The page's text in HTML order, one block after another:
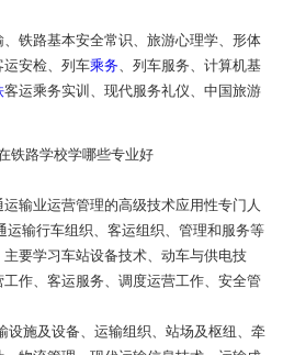
铁路基本安全常识、旅游心理学、形体
运安检、列车乘务、列车服务、计算机基
客运乘务实训、现代服务礼仪、中国旅游
输业运营管理的高级技术应用性专门人
运输行车组织、客运组织、管理和服务等
要学习车站设备技术、动车与供电技
作、客运服务、调度运营工作、安全管
设施及设备、运输组织、站场及枢纽、牵